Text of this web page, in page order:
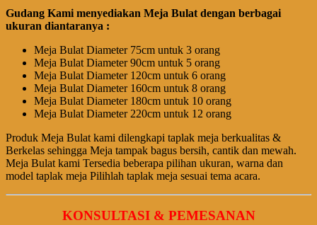
Gudang Kami menyediakan Meja Bulat dengan berbagai
ukuran diantaranya :
Meja Bulat Diameter 75cm untuk 3 orang
Meja Bulat Diameter 90cm untuk 5 orang
Meja Bulat Diameter 120cm untuk 6 orang
Meja Bulat Diameter 160cm untuk 8 orang
Meja Bulat Diameter 180cm untuk 10 orang
Meja Bulat Diameter 220cm untuk 12 orang
Produk Meja Bulat kami dilengkapi taplak meja berkualitas &
Berkelas sehingga Meja tampak bagus bersih, cantik dan mewah.
Meja Bulat kami Tersedia beberapa pilihan ukuran, warna dan
model taplak meja Pilihlah taplak meja sesuai tema acara.
KONSULTASI & PEMESANAN